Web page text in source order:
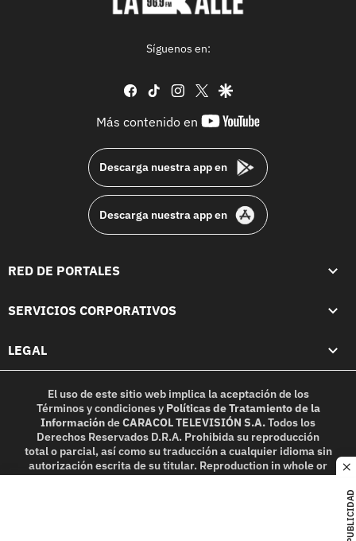
PUBLICIDAD
Síguenos en:
facebook
tiktok instagram
twittergoogle
Más contenido en
youtube-
Descarga nuestra app en
Descarga nuestra app en
RED DE PORTALES
SERVICIOS CORPORATIVOS
LEGAL
El uso de este sitio web implica la aceptación de los
Términos y condicionesy Políticas de Tratamiento de la
InformacióndeCARACOL TELEVISIÓN S.A.Todos los
Derechos Reservados D.R.A. Prohibida su reproducción
total o parcial, así como su traducción a cualquier idioma sin
autorización escrita de su titular. Reproduction in whole or